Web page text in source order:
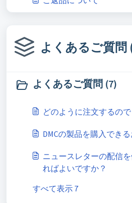
よくあるご質問
よくあるご質問 (7)
どのように注文するの
DMCの製品を購入でき
ニュースレターの配信
ればよいですか？
すべて表示 7